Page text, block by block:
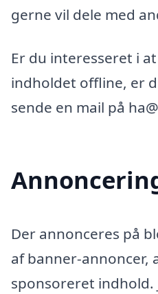
gerne vil dele med
Er du interesseret i
indholdet offline, er
sende en mail på
Der annonceres på
af banner-annoncer,
sponsoreret indhold.